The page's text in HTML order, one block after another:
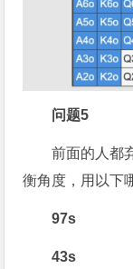
问题5
前面的人都
衡角度，用以下
97s
43s